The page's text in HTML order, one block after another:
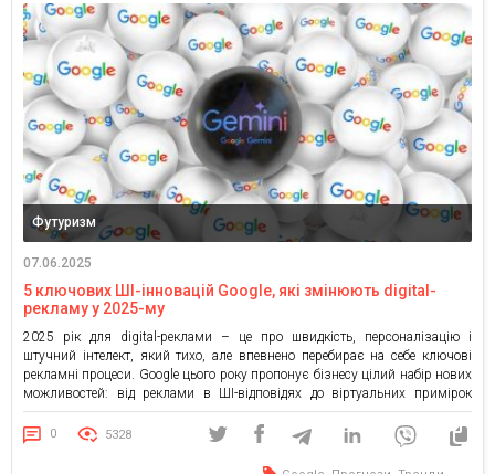
Футуризм
07.06.2025
5 ключових ШІ-інновацій Google, які змінюють digital-
рекламу у 2025-му
2025 рік для digital-реклами – це про швидкість, персоналізацію і
штучний інтелект, який тихо, але впевнено перебирає на себе ключові
рекламні процеси. Google цього року пропонує бізнесу цілий набір нових
можливостей: від реклами в ШІ-відповідях до віртуальних примірок
одягу та аналітики без складних налаштувань. Зібрали для вас короткий
огляд п’яти рішень, про які обов’язково потрібно […]
0 5328